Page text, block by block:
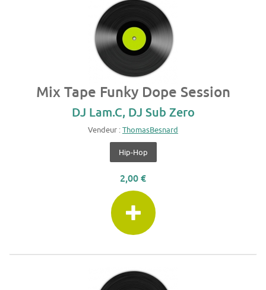
Mix Tape Funky Dope Session
DJ Lam.C, DJ Sub Zero
Vendeur :ThomasBesnard
Hip-Hop
2,00 €